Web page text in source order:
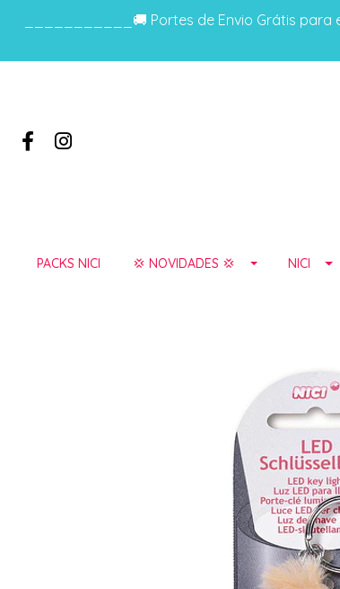
___________🚚 Portes de Envio Grátis
PACKS NICI 💢 NOVIDADES 💢 NICI